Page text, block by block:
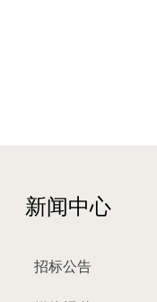
招标公告
新闻中心